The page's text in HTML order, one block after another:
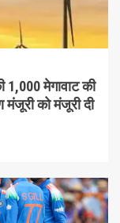
मेगावाट की
मंजूरी को मंजूरी दी